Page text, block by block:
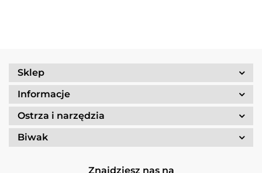
Sklep
Informacje
Ostrza i narzędzia
Biwak
Znajdziesz nas na